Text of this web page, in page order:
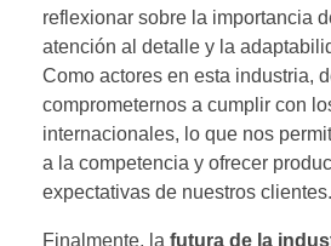
reflexionar sobre la importancia
atención al detalle y la
Como actores en esta industria,
comprometernos a cumplir con
internacionales, lo que nos
a la competencia y ofrecer
expectativas de nuestros clientes.
Finalmente, la futura de la